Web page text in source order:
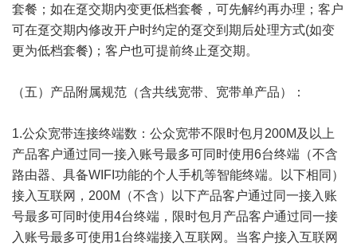
套餐；如在趸交期内变更低档套餐，可先解约再办理；客户
可在趸交期内修改开户时约定的趸交到期后处理方式(如变
更为低档套餐)；客户也可提前终止趸交期。
（五）产品附属规范（含共线宽带、宽带单产品）：
1.公众宽带连接终端数：公众宽带不限时包月200M及以上
产品客户通过同一接入账号最多可同时使用6台终端（不含
路由器、具备WIFI功能的个人手机等智能终端。以下相同）
接入互联网，200M（不含）以下产品客户通过同一接入账
号最多可同时使用4台终端，限时包月产品客户通过同一接
入账号最多可使用1台终端接入互联网。当客户接入互联网